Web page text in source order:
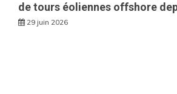
de tours éoliennes offshore
29 juin 2026